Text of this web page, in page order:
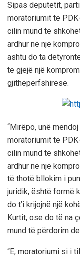
Sipas deputetit,
moratoriumit të
cilin mund të
ardhur në një
ashtu do ta
të gjejë një
gjithëpërfshirëse.
“Mirëpo, unë
moratoriumit të
cilin mund të
ardhur në një
të thotë bllokim i
juridik, është formë
do t’i krijojnë një
Kurtit, ose do të na
mund të përdorim
“E, moratoriumi si i